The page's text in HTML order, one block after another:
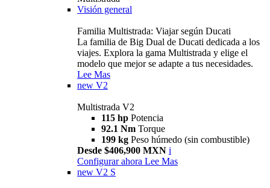
Visión general
Familia Multistrada: Viajar según Ducati
La familia de Big Dual de Ducati dedicada a los
viajes. Explora la gama Multistrada y elige el
modelo que mejor se adapte a tus necesidades.
Lee Mas
new V2
Multistrada V2
115 hp Potencia
92.1 Nm Torque
199 kg Peso húmedo (sin combustible)
Desde $406,900 MXN i
Configurar ahora Lee Mas
new V2 S